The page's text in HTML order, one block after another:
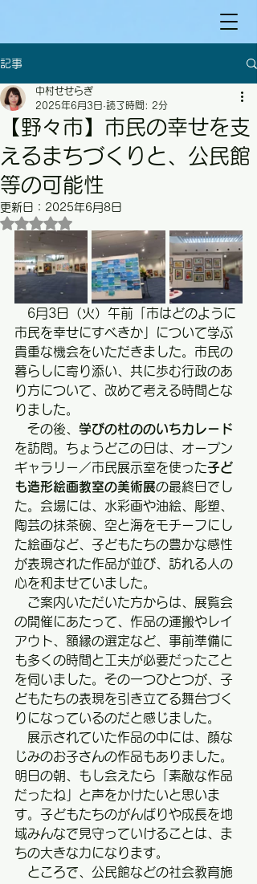
記事
【野々市】市民の幸せを支
えるまちづくりと、公民館
等の可能性
中村せせらぎ
2025年6月3日 読了時間: 2分
更新日： 2025年6月8日
5つ星のうちNaNと評価されています。
6月3日（火）午前「市はどのように
市民を幸せにすべきか」について学ぶ
貴重な機会をいただきました。市民の
暮らしに寄り添い、共に歩む行政のあ
り方について、改めて考える時間とな
りました。
その後、 学びの杜ののいちカレード
を訪問。ちょうどこの日は、オープン
ギャラリー／市民展示室を使った子ど
も造形絵画教室の美術展の最終日でし
た。会場には、水彩画や油絵、彫塑、
陶芸の抹茶碗、空と海をモチーフにし
た絵画など、子どもたちの豊かな感性
が表現された作品が並び、訪れる人の
心を和ませていました。
ご案内いただいた方からは、展覧会
の開催にあたって、作品の運搬やレイ
アウト、額縁の選定など、事前準備に
も多くの時間と工夫が必要だったこと
を伺いました。その一つひとつが、子
どもたちの表現を引き立てる舞台づく
りになっているのだと感じました。
展示されていた作品の中には、顔な
じみのお子さんの作品もありました。
明日の朝、もし会えたら「素敵な作品
だったね」と声をかけたいと思いま
す。子どもたちのがんばりや成長を地
域みんなで見守っていけることは、ま
ちの大きな力になります。
ところで、公民館などの社会教育施